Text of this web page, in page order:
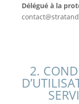
Délégué à la
2.